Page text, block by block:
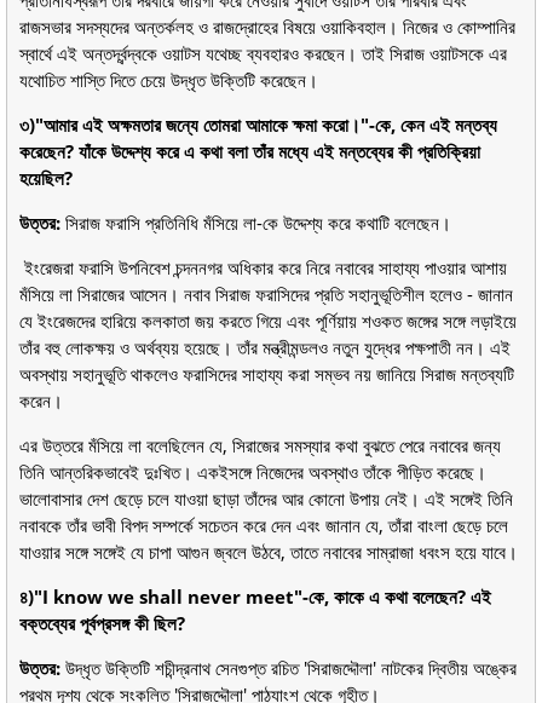
রাজসভার সদস্যদের অন্তর্কলহ ও রাজদ্রোহের বিষয়ে ওয়াকিবহাল। নিজের ও কোম্পানির
স্বার্থে এই অন্তর্দ্বন্দ্বকে ওয়াটস যথেচ্ছ ব্যবহারও করছেন। তাই সিরাজ ওয়াটসকে এর
যথোচিত শাস্তি দিতে চেয়ে উদ্ধৃত উক্তিটি করেছেন।
৩)"আমার এই অক্ষমতার জন্যে তোমরা আমাকে ক্ষমা করো।"-কে, কেন এই মন্তব্য
করেছেন? যাঁকে উদ্দেশ্য করে এ কথা বলা তাঁর মধ্যে এই মন্তব্যের কী প্রতিক্রিয়া
হয়েছিল?
উত্তর: সিরাজ ফরাসি প্রতিনিধি মঁসিয়ে লা-কে উদ্দেশ্য করে কথাটি বলেছেন।
ইংরেজরা ফরাসি উপনিবেশ চন্দননগর অধিকার করে নিরে নবাবের সাহায্য পাওয়ার আশায়
মঁসিয়ে লা সিরাজের আসেন। নবাব সিরাজ ফরাসিদের প্রতি সহানুভূতিশীল হলেও - জানান
যে ইংরেজদের হারিয়ে কলকাতা জয় করতে গিয়ে এবং পূর্ণিয়ায় শওকত জঙ্গের সঙ্গে লড়াইয়ে
তাঁর বহু লোকক্ষয় ও অর্থব্যয় হয়েছে। তাঁর মন্ত্রীমন্ডলও নতুন যুদ্ধের পক্ষপাতী নন। এই
অবস্থায় সহানুভূতি থাকলেও ফরাসিদের সাহায্য করা সম্ভব নয় জানিয়ে সিরাজ মন্তব্যটি
করেন।
এর উত্তরে মঁসিয়ে লা বলেছিলেন যে, সিরাজের সমস্যার কথা বুঝতে পেরে নবাবের জন্য
তিনি আন্তরিকভাবেই দুঃখিত। একইসঙ্গে নিজেদের অবস্থাও তাঁকে পীড়িত করেছে।
ভালোবাসার দেশ ছেড়ে চলে যাওয়া ছাড়া তাঁদের আর কোনো উপায় নেই। এই সঙ্গেই তিনি
নবাবকে তাঁর ভাবী বিপদ সম্পর্কে সচেতন করে দেন এবং জানান যে, তাঁরা বাংলা ছেড়ে চলে
যাওয়ার সঙ্গে সঙ্গেই যে চাপা আগুন জ্বলে উঠবে, তাতে নবাবের সাম্রাজা ধবংস হয়ে যাবে।
৪)"I know we shall never meet"-কে, কাকে এ কথা বলেছেন? এই
বক্তব্যের পূর্বপ্রসঙ্গ কী ছিল?
উত্তর: উদ্ধৃত উক্তিটি শচীন্দ্রনাথ সেনগুপ্ত রচিত 'সিরাজদ্দৌলা' নাটকের দ্বিতীয় অঙ্কের
প্রথম দৃশ্য থেকে সংকলিত 'সিরাজদ্দৌলা' পাঠ্যাংশ থেকে গৃহীত।